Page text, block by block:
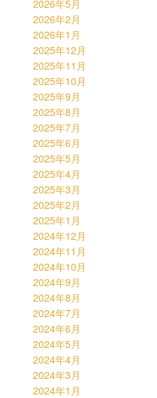
2026年5月
2026年2月
2026年1月
2025年12月
2025年11月
2025年10月
2025年9月
2025年8月
2025年7月
2025年6月
2025年5月
2025年4月
2025年3月
2025年2月
2025年1月
2024年12月
2024年11月
2024年10月
2024年9月
2024年8月
2024年7月
2024年6月
2024年5月
2024年4月
2024年3月
2024年1月